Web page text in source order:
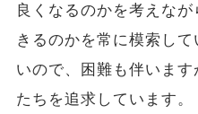
良くなるのかを考えな
きるのかを常に模索し
いので、困難も伴いま
たちを追求しています。